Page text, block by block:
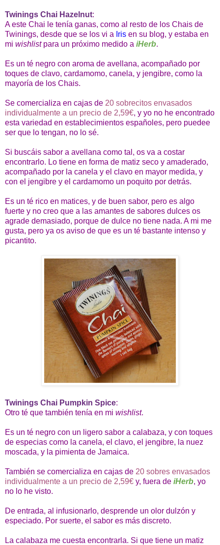
Twinings Chai Hazelnut:
A este Chai le tenía ganas, como al resto de los Chais de
Twinings, desde que se los vi a Iris en su blog, y estaba en
mi wishlistpara un próximo medido a iHerb.
Es un té negro con aroma de avellana, acompañado por
toques de clavo, cardamomo, canela, y jengibre, como la
mayoría de los Chais.
Se comercializa en cajas de 20 sobrecitos envasados
individualmente a un precio de 2,59€, y yo no he encontrado
esta variedad en establecimientos españoles, pero puedee
ser que lo tengan, no lo sé.
Si buscáis sabor a avellana como tal, os va a costar
encontrarlo. Lo tiene en forma de matiz seco y amaderado,
acompañado por la canela y el clavo en mayor medida, y
con el jengibre y el cardamomo un poquito por detrás.
Es un té rico en matices, y de buen sabor, pero es algo
fuerte y no creo que a las amantes de sabores dulces os
agrade demasiado, porque de dulce no tiene nada. A mi me
gusta, pero ya os aviso de que es un té bastante intenso y
picantito.
Twinings Chai Pumpkin Spice:
Otro té que también tenía en mi wishlist.
Es un té negro con un ligero sabor a calabaza, y con toques
de especias como la canela, el clavo, el jengibre, la nuez
moscada, y la pimienta de Jamaica.
También se comercializa en cajas de 20 sobres envasados
individualmente a un precio de 2,59€ y, fuera de iHerb, yo
no lo he visto.
De entrada, al infusionarlo, desprende un olor dulzón y
especiado. Por suerte, el sabor es más discreto.
La calabaza me cuesta encontrarla. Si que tiene un matiz